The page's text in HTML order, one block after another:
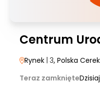
Centrum
Rynek | 3, Polska
Teraz zamknięte